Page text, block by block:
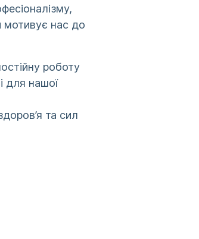
мотивує нас до
роботу
для нашої
та сил